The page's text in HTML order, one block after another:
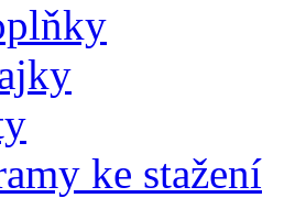
ke stažení